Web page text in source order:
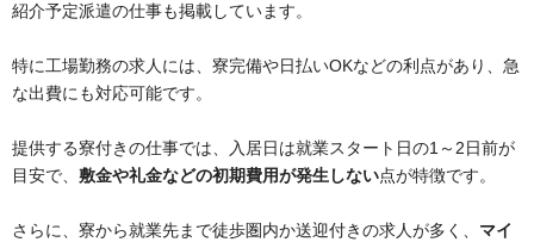
紹介予定派遣の仕事も掲載しています。
特に工場勤務の求人には、寮完備や日払いOKなどの利点があり、急
な出費にも対応可能です。
提供する寮付きの仕事では、入居日は就業スタート日の1～2日前が
目安で、 敷金や礼金などの初期費用が発生しない点が特徴です。
さらに、寮から就業先まで徒歩圏内か送迎付きの求人が多く、 マイ